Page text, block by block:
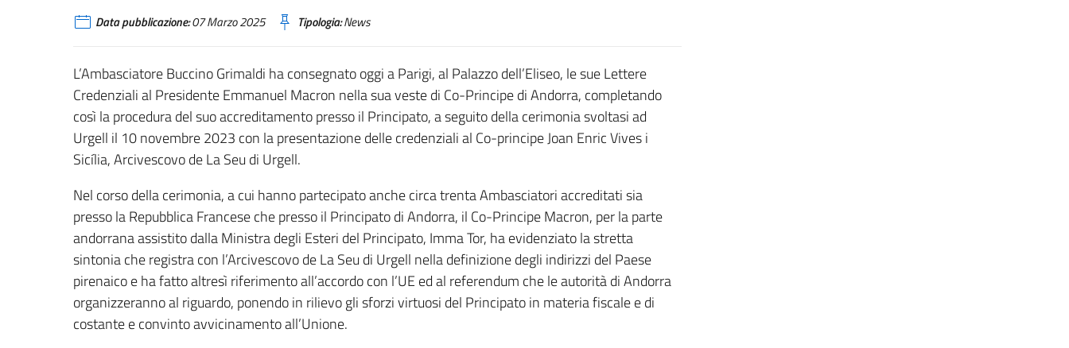
Data pubblicazione:07 Marzo 2025 Tipologia:News
L’Ambasciatore Buccino Grimaldi ha consegnato oggi a Parigi, al Palazzo dell’Eliseo, le sue Lettere
Credenziali al Presidente Emmanuel Macron nella sua veste di Co-Principe di Andorra, completando
così la procedura del suo accreditamento presso il Principato, a seguito della cerimonia svoltasi ad
Urgell il 10 novembre 2023 con la presentazione delle credenziali al Co-principe Joan Enric Vives i
Sicília, Arcivescovo de La Seu di Urgell.
Nel corso della cerimonia, a cui hanno partecipato anche circa trenta Ambasciatori accreditati sia
presso la Repubblica Francese che presso il Principato di Andorra, il Co-Principe Macron, per la parte
andorrana assistito dalla Ministra degli Esteri del Principato, Imma Tor, ha evidenziato la stretta
sintonia che registra con l’Arcivescovo de La Seu di Urgell nella definizione degli indirizzi del Paese
pirenaico e ha fatto altresì riferimento all’accordo con l’UE ed al referendum che le autorità di Andorra
organizzeranno al riguardo, ponendo in rilievo gli sforzi virtuosi del Principato in materia fiscale e di
costante e convinto avvicinamento all’Unione.